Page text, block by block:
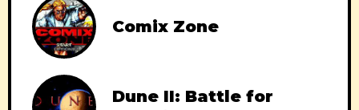
Comix Zone
Dune II: Battle for